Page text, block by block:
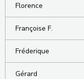
Florence
Françoise F.
Fréderique
Gérard